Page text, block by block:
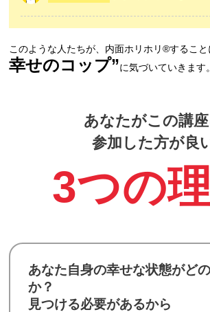
このような人たちが、内面ホリホリ®︎すること
幸せのコップ”に気づいていきます。
あなたがこの講
参加した方が良
3つの
あなた自身の幸せな状態がど
か？
見つける必要があるから